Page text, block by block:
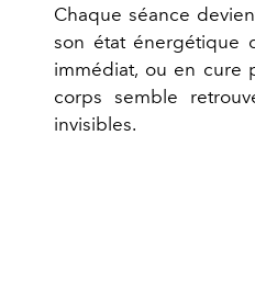
Chaque séance
son état énergétique
immédiat, ou en cure
corps semble
invisibles.